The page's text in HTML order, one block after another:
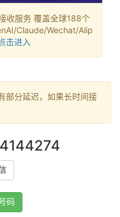
收服务 覆盖全球188个
Claude/Wechat/Alip
击进入
部分延迟，如果长时间接
码